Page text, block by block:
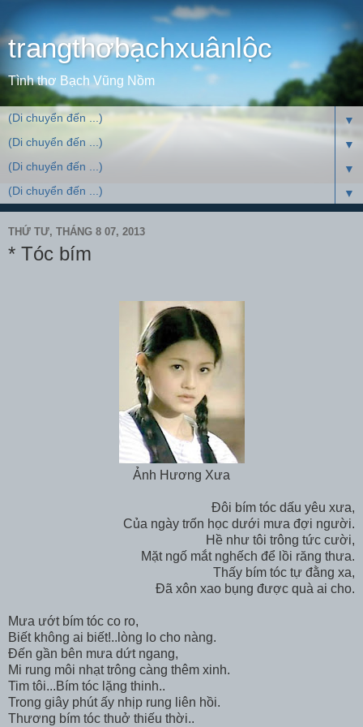
trangthơbạchxuânlộc
Tình thơ Bạch Vũng Nồm
▼
▼
▼
▼
THỨ TƯ, THÁNG 8 07, 2013
* Tóc bím
Ảnh Hương Xưa
Đôi bím tóc dấu yêu xưa,
Của ngày trốn học dưới mưa đợi người.
Hề như tôi trông tức cười,
Mặt ngố mắt nghếch để lồi răng thưa.
Thấy bím tóc tự đằng xa,
Đã xôn xao bụng được quà ai cho.
Mưa ướt bím tóc co ro,
Biết không ai biết!..lòng lo cho nàng.
Đến gần bên mưa dứt ngang,
Mi rung môi nhạt trông càng thêm xinh.
Tim tôi...Bím tóc lặng thinh..
Trong giây phút ấy nhịp rung liên hồi.
Thương bím tóc thuở thiếu thời..